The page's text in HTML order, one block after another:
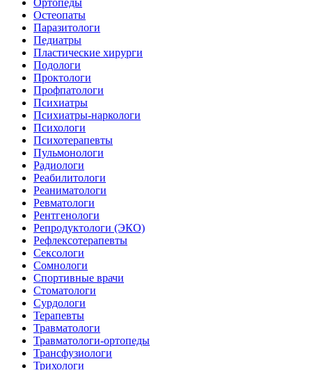
Остеопаты
Паразитологи
Педиатры
Пластические хирурги
Подологи
Проктологи
Профпатологи
Психиатры
Психиатры-наркологи
Психологи
Психотерапевты
Пульмонологи
Радиологи
Реабилитологи
Реаниматологи
Ревматологи
Рентгенологи
Репродуктологи (ЭКО)
Рефлексотерапевты
Сексологи
Сомнологи
Спортивные врачи
Стоматологи
Сурдологи
Терапевты
Травматологи
Травматологи-ортопеды
Трансфузиологи
Трихологи